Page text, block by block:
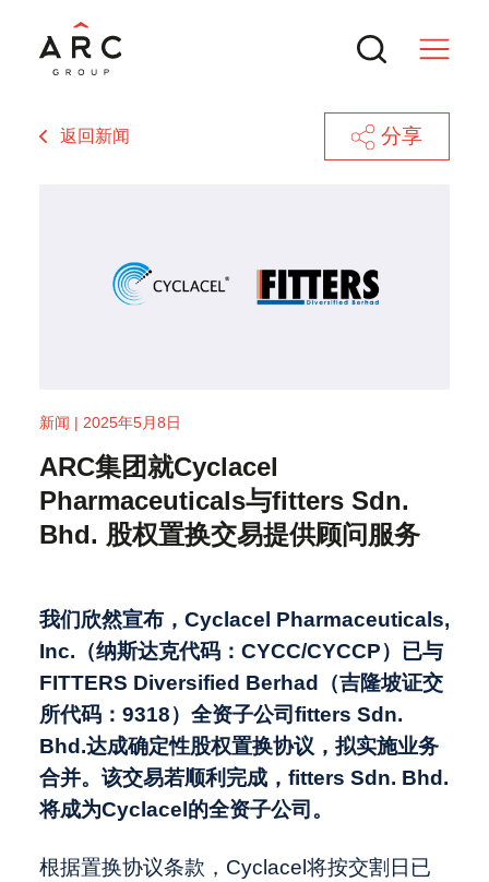
联系方式
职业发展
关于我们
Global - English
ARC 集团参与MTT Shipping and
IPO
转型的核心
成功SPAC交易的核心逻辑
ARC集团荣膺2025亚洲咨询行业领军
者，综合实力获权威认可
境外上市备案新规全解：中国证监会最
Beauty出海2.0：从若羽臣收购奥伦纳
素，看中国美妆全球化升级
2025年，SPAC重振旗鼓
中国大卖场行业的发展与变革
最近访问
ARC集团就Cyclacel Pharmaceuticals
与fitters Sdn. Bhd. 股权置换交易提供
顾问服务
返回新闻 分享
新闻 | 2025年5月8日
ARC集团就Cyclacel
Pharmaceuticals与fitters Sdn.
Bhd. 股权置换交易提供顾问服务
我们欣然宣布，Cyclacel Pharmaceuticals,
Inc. （纳斯达克代码：CYCC/CYCCP）已与
FITTERS Diversified Berhad
（吉隆坡证交
所代码：9318）全资子公司fitters Sdn.
Bhd.达成确定性股权置换协议，拟实施业务
合并。该交易若顺利完成，fitters Sdn. Bhd.
将成为Cyclacel 的全资子公司。
根据置换协议条款，Cyclacel将按交割日已